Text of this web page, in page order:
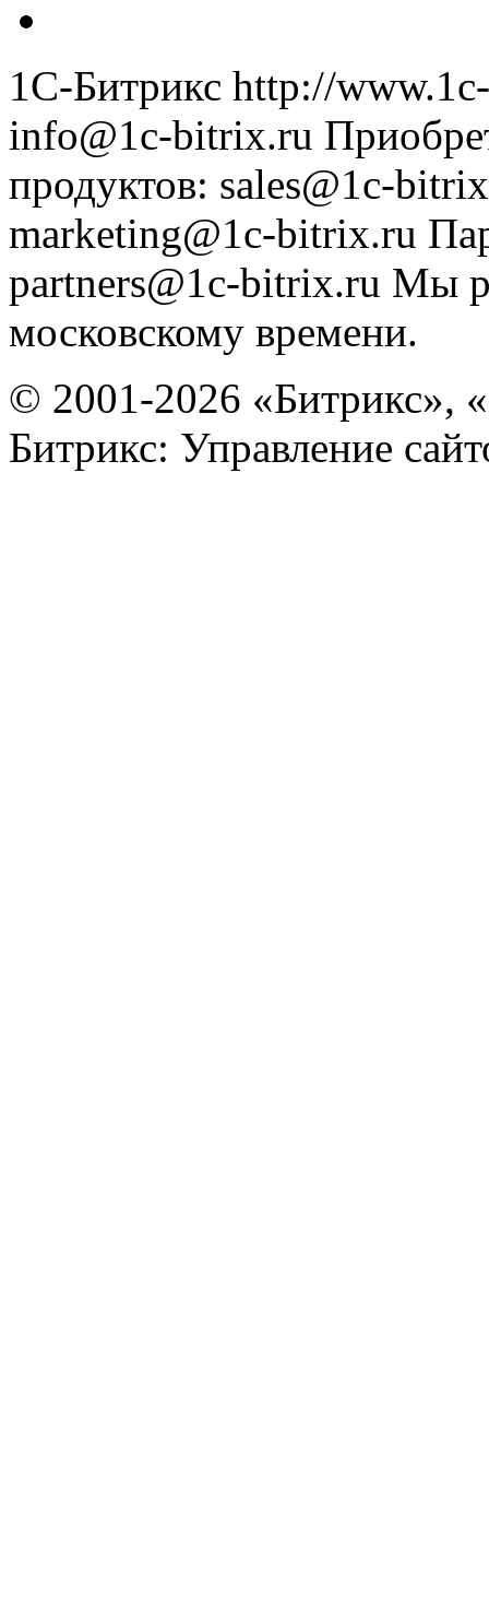
1С-Битрикс http://
info@1c-bitrix.ru
продуктов: sales@1c-
marketing@1c-bitrix.ru
partners@1c-bitrix.ru Мы
московскому времени.
© 2001-2026 «Битрикс»,
Битрикс: Управление